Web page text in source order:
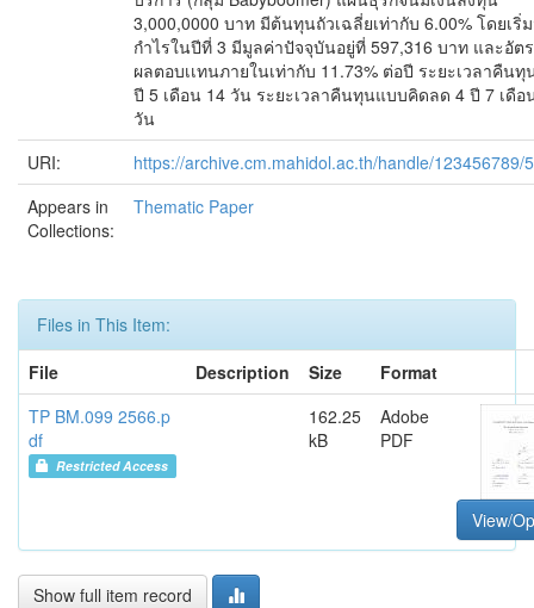
3,000,0000 บาท มีต้นทุนถัวเฉลี่ยเท่ากับ 6.00% โดยเริ่
กำไรในปีที่ 3 มีมูลค่าปัจจุบันอยู่ที่ 597,316 บาท และอัต
ผลตอบเเทนภายในเท่ากับ 11.73% ต่อปี ระยะเวลาคืนทุ
ปี 5 เดือน 14 วัน ระยะเวลาคืนทุนแบบคิดลด 4 ปี 7 เดือ
วัน
URI:
https://archive.cm.mahidol.ac.th/handle/123456789/
Appears in
Collections:
Thematic Paper
Files in This Item:
File
Description Size
Format
TP BM.099 2566.p
df
Restricted Access
162.25
kB
Adobe
PDF
View/
Show full item record